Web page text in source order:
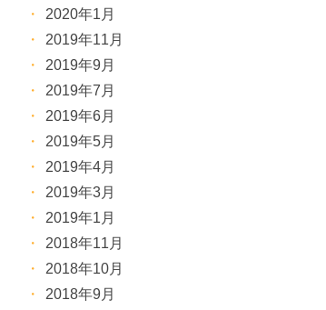
2020年1月
2019年11月
2019年9月
2019年7月
2019年6月
2019年5月
2019年4月
2019年3月
2019年1月
2018年11月
2018年10月
2018年9月